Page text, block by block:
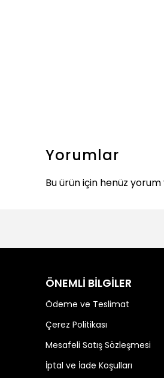
Yorumlar
Bu ürün için henüz yorum
ÖNEMLİ BİLGİLER
Ödeme ve Teslimat
Çerez Politikası
Mesafeli Satış Sözleşmesi
İptal ve İade Koşulları